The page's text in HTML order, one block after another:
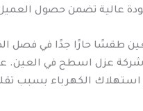
عالية تضمن حصول
طقسًا حارًا جدًا في فصل
عزل اسطح في العين. عبر
استهلاك الكهرباء بسبب